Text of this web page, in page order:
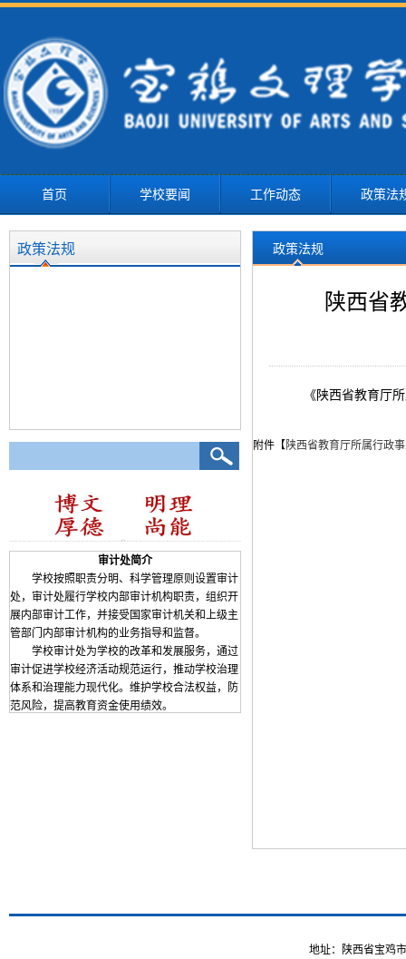
首页 学校要闻 工作动态 政策法
政策法规
审计处简介
学校按照职责分明、科学管理原则设置审计
处，审计处履行学校内部审计机构职责，组织开
展内部审计工作，并接受国家审计机关和上级主
管部门内部审计机构的业务指导和监督。
学校审计处为学校的改革和发展服务，通过
审计促进学校经济活动规范运行，推动学校治理
体系和治理能力现代化。维护学校合法权益，防
范风险，提高教育资金使用绩效。
政策法规
陕西省
《陕西省教育厅
附件【陕西省教育厅所属行政
地址：陕西省宝鸡